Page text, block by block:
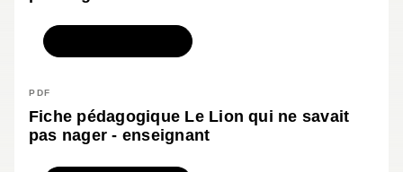
PDF
Fiche pédagogique Le Lion qui ne savait
pas nager - enseignant